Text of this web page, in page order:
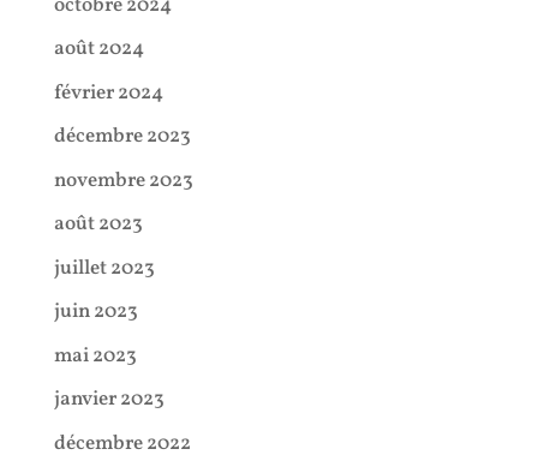
août 2024
février 2024
décembre 2023
novembre 2023
août 2023
juillet 2023
juin 2023
mai 2023
janvier 2023
décembre 2022